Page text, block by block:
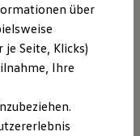
über
Seite, Klicks)
Ihre